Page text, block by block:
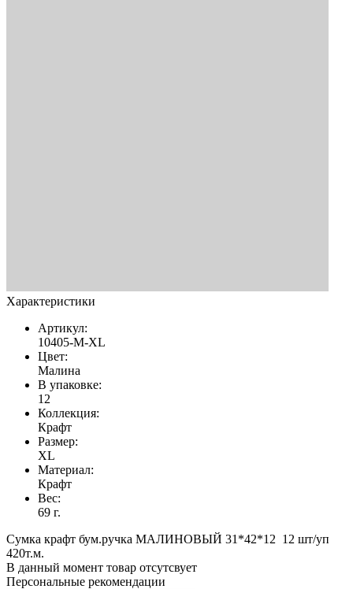
Характеристики
Артикул:
10405-М-XL
Цвет:
Малина
В упаковке:
12
Коллекция:
Крафт
Размер:
XL
Материал:
Крафт
Вес:
69 г.
Сумка крафт бум.ручка МАЛИНОВЫЙ 31*42*12 12 шт/уп
420т.м.
В данный момент товар отсутсвует
Персональные рекомендации